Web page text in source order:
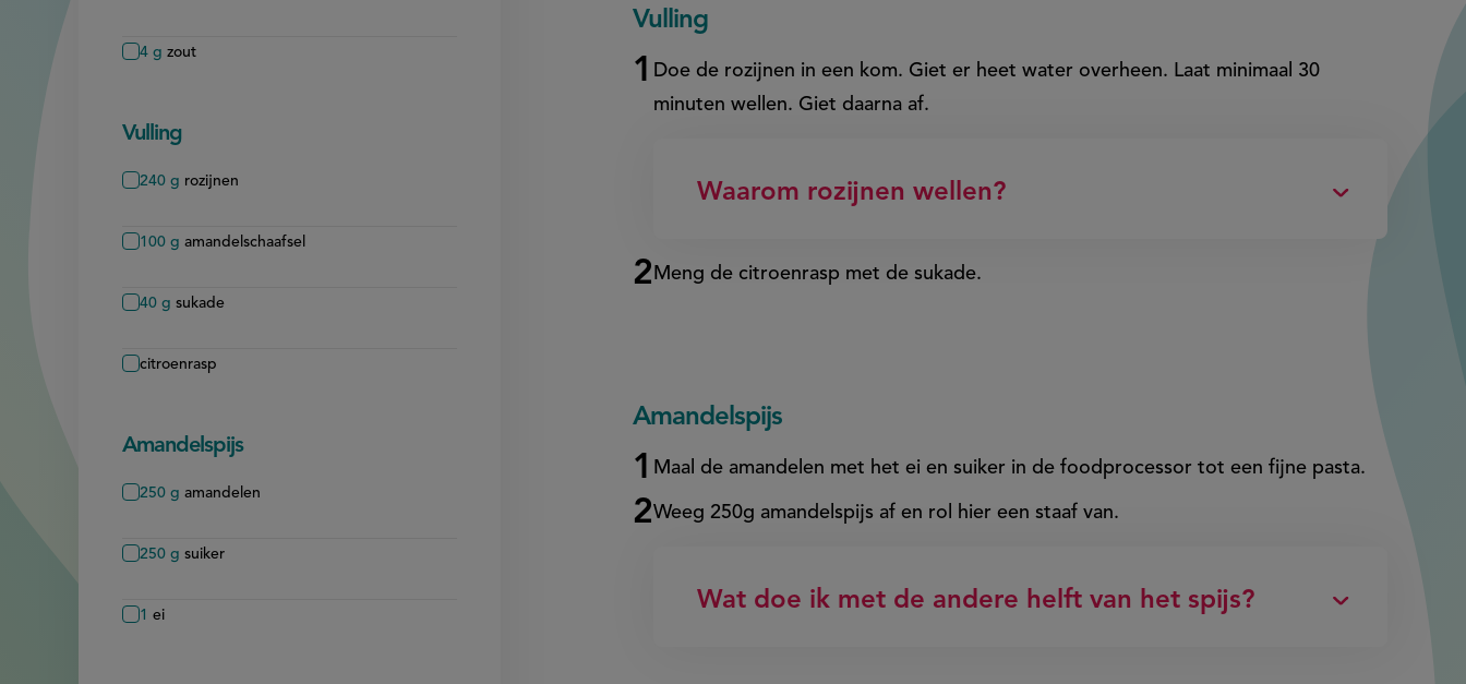
4 g zout
Vulling
240 g rozijnen
100 g amandelschaafsel
40 g sukade
citroenrasp
Amandelspijs
250 g amandelen
250 g suiker
1 ei
Vulling
Doe de rozijnen in een kom. Giet er heet water overheen. Laat minimaal 30
minuten wellen. Giet daarna af.
Waarom rozijnen wellen?
Meng de citroenrasp met de sukade.
Amandelspijs
Maal de amandelen met het ei en suiker in de foodprocessor tot een fijne pasta.
Weeg 250g amandelspijs af en rol hier een staaf van.
Wat doe ik met de andere helft van het spijs?